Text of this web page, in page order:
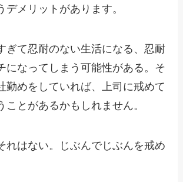
デメリットがあります。
ぎて忍耐のない生活になる、忍耐
になってしまう可能性がある。そ
勤めをしていれば、上司に戒めて
ことがあるかもしれません。
れはない。じぶんでじぶんを戒め